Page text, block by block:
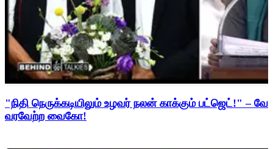
"நிதி நெருக்கடியிலும் உழவர் நலன் காக்கும் பட்ஜெட்!" –
வரவேற்ற வைகோ!